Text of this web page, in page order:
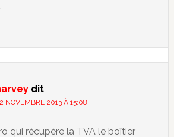
dit
NOVEMBRE 2013 À 15:08
qui récupère la TVA le boîtier